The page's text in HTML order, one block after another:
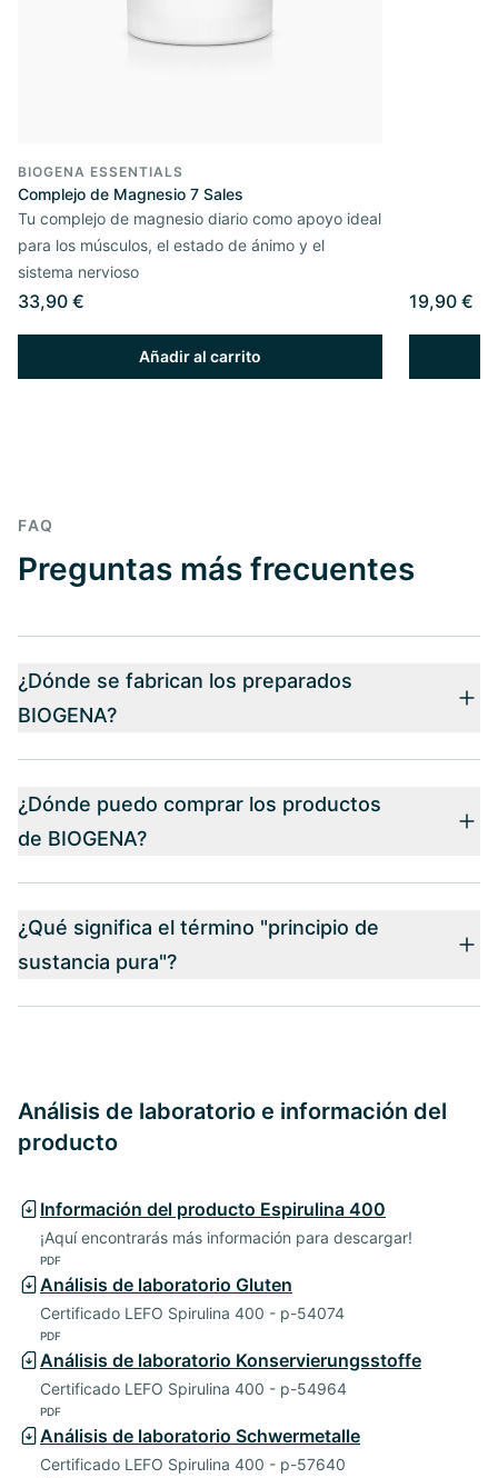
BIOGENA ESSENTIALS
Complejo de Magnesio 7 Sales
Tu complejo de magnesio diario como apoyo ideal
para los músculos, el estado de ánimo y el
sistema nervioso
33,90 €
Añadir al carrito
19,90 €
FAQ
Preguntas más frecuentes
¿Dónde se fabrican los preparados
BIOGENA?
¿Dónde puedo comprar los productos
de BIOGENA?
¿Qué significa el término "principio de
sustancia pura"?
Análisis de laboratorio e información del
producto
Información del producto Espirulina 400
¡Aquí encontrarás más información para descargar!
PDF
Análisis de laboratorio Gluten
Certificado LEFO Spirulina 400 - p-54074
PDF
Análisis de laboratorio Konservierungsstoffe
Certificado LEFO Spirulina 400 - p-54964
PDF
Análisis de laboratorio Schwermetalle
Certificado LEFO Spirulina 400 - p-57640